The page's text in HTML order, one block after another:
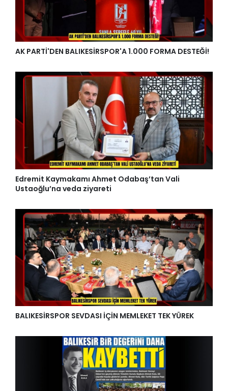
AK PARTİ'DEN BALIKESİRSPOR'A 1.000 FORMA DESTEĞİ!
Edremit Kaymakamı Ahmet Odabaş’tan Vali
Ustaoğlu’na veda ziyareti
BALIKESİRSPOR SEVDASI İÇİN MEMLEKET TEK YÜREK